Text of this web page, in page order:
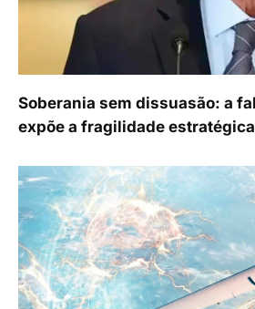
Soberania sem dissuasão: a
expõe a fragilidade